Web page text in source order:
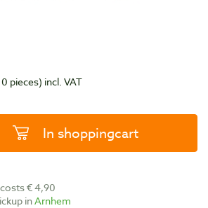
pieces) incl. VAT
In shoppingcart
costs € 4,90
inArnhem